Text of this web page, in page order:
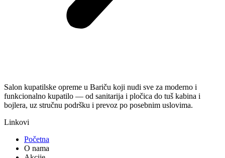
Salon kupatilske opreme u Bariču koji nudi sve za moderno i
funkcionalno kupatilo — od sanitarija i pločica do tuš kabina i
bojlera, uz stručnu podršku i prevoz po posebnim uslovima.
Linkovi
Početna
O nama